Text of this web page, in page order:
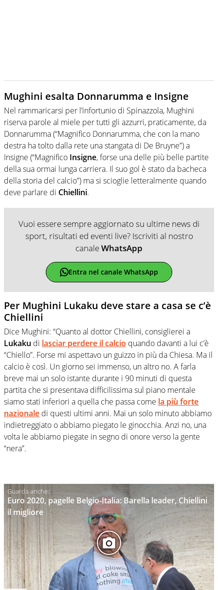
Mughini esalta Donnarumma e Insigne
Nel rammaricarsi per l’infortunio di Spinazzola, Mughini
riserva parole al miele per tutti gli azzurri, praticamente, da
Donnarumma (“Magnifico Donnarumma, che con la mano
destra ha tolto dalla rete una stangata di De Bruyne”) a
Insigne (“Magnifico Insigne, forse una delle più belle partite
della sua ormai lunga carriera. Il suo gol è stato da bacheca
della storia del calcio”) ma si scioglie letteralmente quando
deve parlare di Chiellini.
Vuoi essere sempre aggiornato su ultime news di
sport, risultati ed eventi live? Iscriviti al nostro
canaleWhatsApp
Entra nel canale WhatsApp
Per Mughini Lukaku deve stare a casa se c’è
Chiellini
Dice Mughini: “Quanto al dottor Chiellini, consiglierei a
Lukaku di lasciar perdere il calcio quando davanti a lui c’è
“Chiello”. Forse mi aspettavo un guizzo in più da Chiesa. Ma il
calcio è così. Un giorno sei immenso, un altro no. A farla
breve mai un solo istante durante i 90 minuti di questa
partita che si presentava difficilissima sul piano mentale
siamo stati inferiori a quella che passa come la più forte
nazionale di questi ultimi anni. Mai un solo minuto abbiamo
indietreggiato o abbiamo piegato le ginocchia. Anzi no, una
volta le abbiamo piegate in segno di onore verso la gente
“nera”.
Euro 2020, pagelle Belgio-Italia: Barella leader, Chiellini
il migliore